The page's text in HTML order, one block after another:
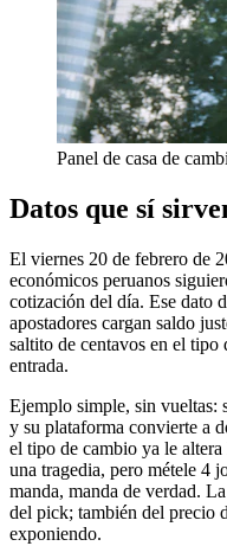
Panel de casa de
Datos que sí
El viernes 20 de febrero de
económicos peruanos
cotización del día. Ese dato
apostadores cargan saldo
saltito de centavos en el tipo
entrada.
Ejemplo simple, sin vueltas:
y su plataforma convierte a
el tipo de cambio ya le
una tragedia, pero métele 4
manda, manda de verdad.
del pick; también del precio
exponiendo.